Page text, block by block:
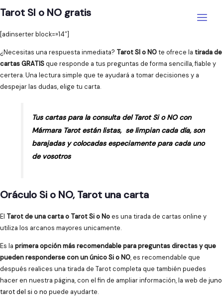
al
Tarot SI o NO gratis
[adinserter block=»14″]
¿Necesitas una respuesta inmediata? Tarot SI o NOte ofrece la tirada de
cartas GRATISque responde a tus preguntas de forma sencilla, fiable y
certera. Una lectura simple que te ayudará a tomar decisiones y a
despejar las dudas, elige tu carta.
Tus cartas para la consulta del Tarot Si o NO con
Mármara Tarot están listas, se limpian cada día, son
barajadas y colocadas especiamente para cada uno
de vosotros
Oráculo Si o NO, Tarot una carta
El Tarot de una carta o Tarot Si o Noes una tirada de cartas online y
utiliza los arcanos mayores unicamente.
Es la primera opción más recomendable para preguntas directas y que
pueden responderse con un único Si o NO, es recomendable que
después realices una tirada de Tarot completa que también puedes
hacer en nuestra página, con el fin de ampliar información, la web de juno
tarot del si o no puede ayudarte.